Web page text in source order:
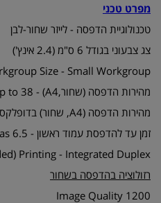
מפרט טכני
טכנולוגיית הדפסה - לייזר שחור-לבן
צג צבעוני בגודל 6 ס"מ (2.4 אינץ')
Size - Small Workgroup
מהירות הדפסה (שחור,A4) - Up to 38 עמודים לדקה
מהירות הדפסה (A4, שחור) בדופלקס - Up to 16 צדדים לדקה
זמן עד להדפסת עמוד ראשון - As fast as 6.5 שניות
Printing - Integrated Duplex
רזולוציה בהדפסה בשחור
1200 Image Quality